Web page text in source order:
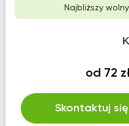
Najbliższy
od 72
Skontaktuj